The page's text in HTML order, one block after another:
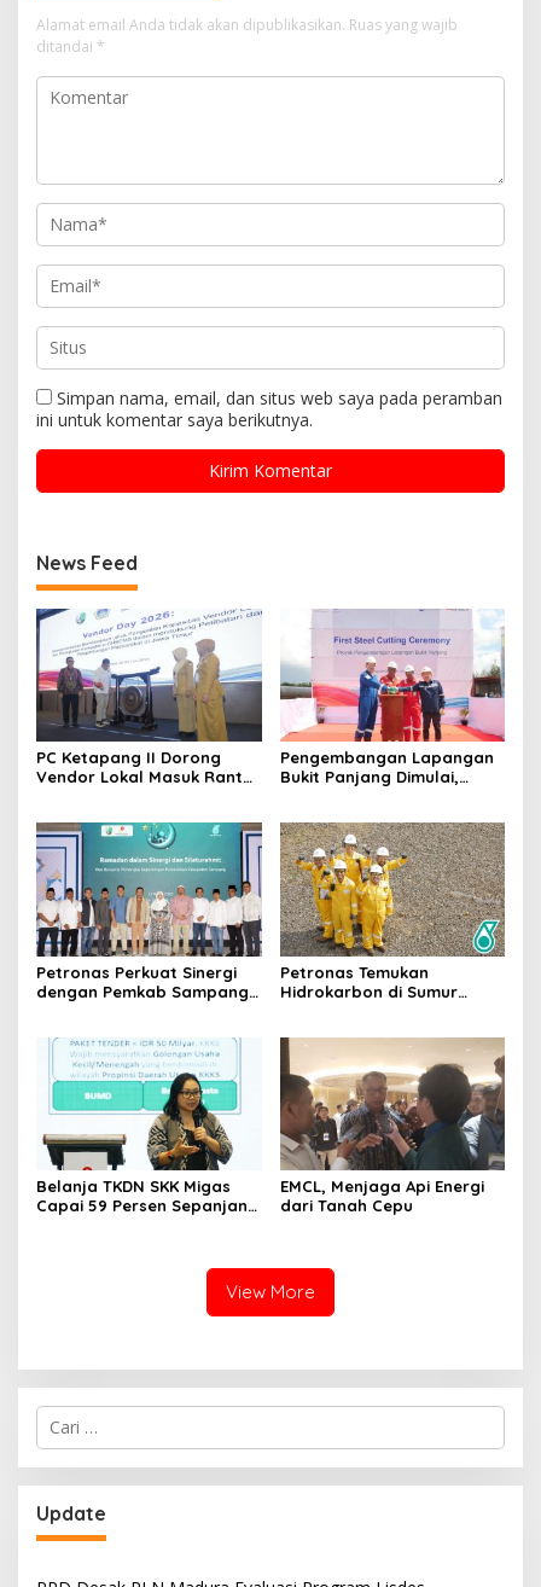
Alamat email Anda tidak akan dipublikasikan. Ruas yang wajib
ditandai *
Simpan nama, email, dan situs web saya pada peramban
ini untuk komentar saya berikutnya.
News Feed
PC Ketapang II Dorong
Vendor Lokal Masuk Rantai
Pengembangan Lapangan
Bukit Panjang Dimulai,
Petronas Perkuat Sinergi
dengan Pemkab Sampang
Petronas Temukan
Hidrokarbon di Sumur
Belanja TKDN SKK Migas
Capai 59 Persen Sepanjang
EMCL, Menjaga Api Energi
dari Tanah Cepu
View More
Cari
untuk:
Update